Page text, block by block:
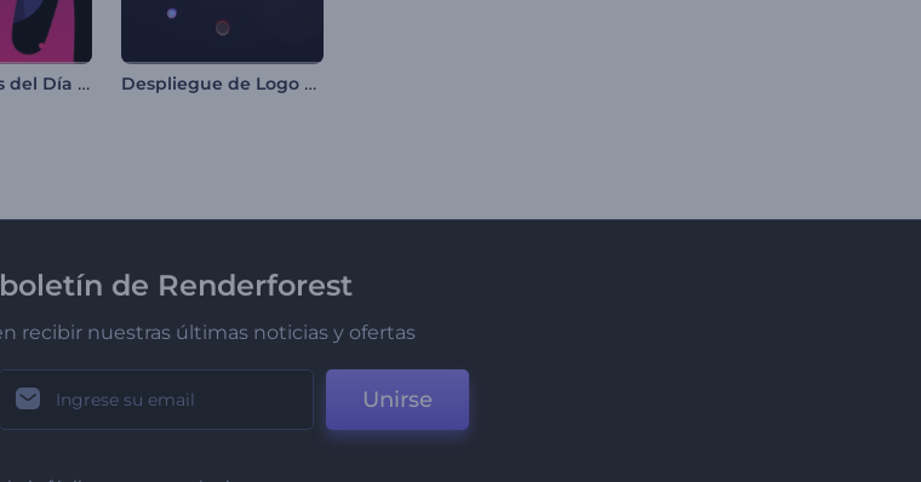
Animaciones del Día de Muertos Despliegue de Logo Formas Radiantes
de Renderforest
recibir nuestras últimas noticias y ofertas
Unirse